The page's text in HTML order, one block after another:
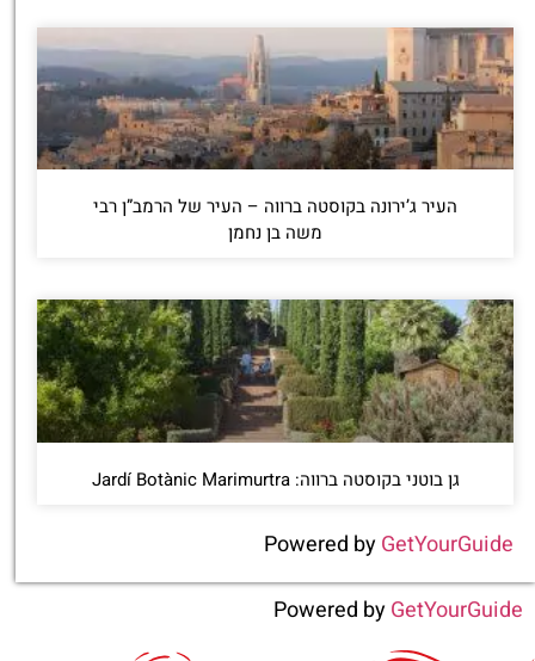
העיר ג’ירונה בקוסטה ברווה – העיר של הרמב”ן רבי
משה בן נחמן
גן בוטני בקוסטה ברווה: ‪‪Jardí Botànic Marimurtra‬‬
Powered byGetYourGuide
Powered byGetYourGuide